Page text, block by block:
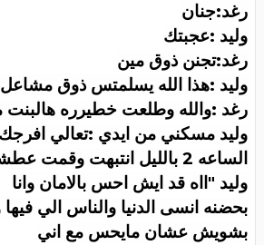
رغد:جنان
وليد :عجبتك
رغد:تجنن ذوق مين
وليد :هذا الله يسلمتس ذوق مشاعل
رغد :والله وطلعت خطيرره هالبنت
وليد مسكني من ايدي :تعالي
الساعه 2 بالليل انتبهت
وليد "ااه قد ايش احس بالامان وانا
بحضنه انسى الدنيا والناس الي
بشويش عشان مايحس مع اني